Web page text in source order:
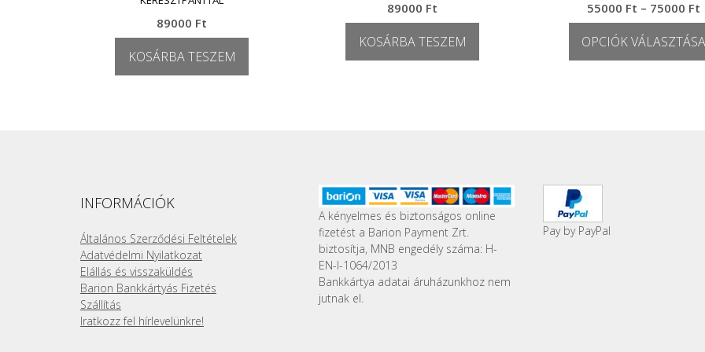
89000 Ft
KOSÁRBA TESZEM
89000 Ft
KOSÁRBA TESZEM
55000 Ft – 75000 Ft
-
OPCIÓK VÁLASZTÁSA
INFORMÁCIÓK
Általános Szerződési Feltételek
Adatvédelmi Nyilatkozat
Elállás és visszaküldés
Barion Bankkártyás Fizetés
Szállítás
Iratkozz fel hírlevelünkre!
A kényelmes és biztonságos online
fizetést a Barion Payment Zrt.
biztosítja, MNB engedély száma: H-
EN-I-1064/2013
Bankkártya adatai áruházunkhoz nem
jutnak el.
Pay by PayPal